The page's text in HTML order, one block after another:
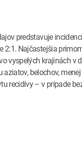
predstavuje
2:1. Najčastejšia
vyspelých krajinách
belochov,
recidívy – v prípade